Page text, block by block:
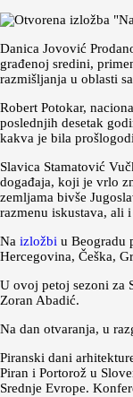
Danica Jovović
građenoj sredini,
razmišljanja u oblasti
Robert Potokar,
poslednjih desetak
kakva je bila
Slavica Stamatović
događaja, koji je vrlo
zemljama bivše
razmenu iskustava, ali
Na izložbi u Beogradu
Hercegovina, Češka,
U ovoj petoj sezoni za
Zoran Abadić.
Na dan otvaranja, u
Piranski dani
Piran i Portorož u
Srednje Evrope.